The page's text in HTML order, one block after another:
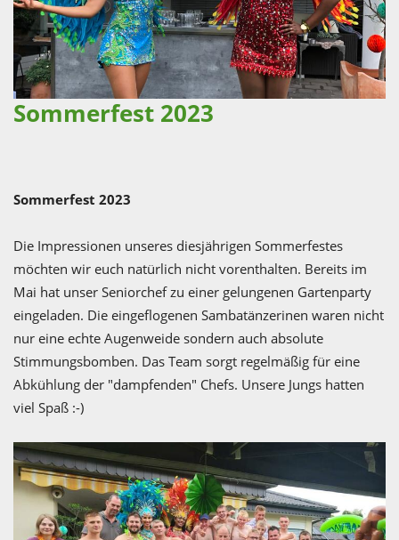
Sommerfest 2023
Sommerfest 2023
Die Impressionen unseres diesjährigen Sommerfestes
möchten wir euch natürlich nicht vorenthalten. Bereits im
Mai hat unser Seniorchef zu einer gelungenen Gartenparty
eingeladen. Die eingeflogenen Sambatänzerinen waren nicht
nur eine echte Augenweide sondern auch absolute
Stimmungsbomben. Das Team sorgt regelmäßig für eine
Abkühlung der "dampfenden" Chefs. Unsere Jungs hatten
viel Spaß :-)